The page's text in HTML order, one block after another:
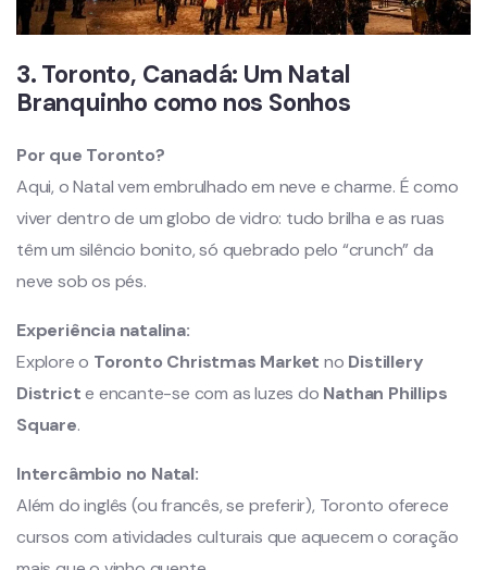
3. Toronto, Canadá: Um Natal
Branquinho como nos Sonhos
Por que Toronto?
Aqui, o Natal vem embrulhado em neve e charme. É como
viver dentro de um globo de vidro: tudo brilha e as ruas
têm um silêncio bonito, só quebrado pelo “crunch” da
neve sob os pés.
Experiência natalina:
Explore o Toronto Christmas Market no Distillery
Districte encante-se com as luzes do Nathan Phillips
Square.
Intercâmbio no Natal:
Além do inglês (ou francês, se preferir), Toronto oferece
cursos com atividades culturais que aquecem o coração